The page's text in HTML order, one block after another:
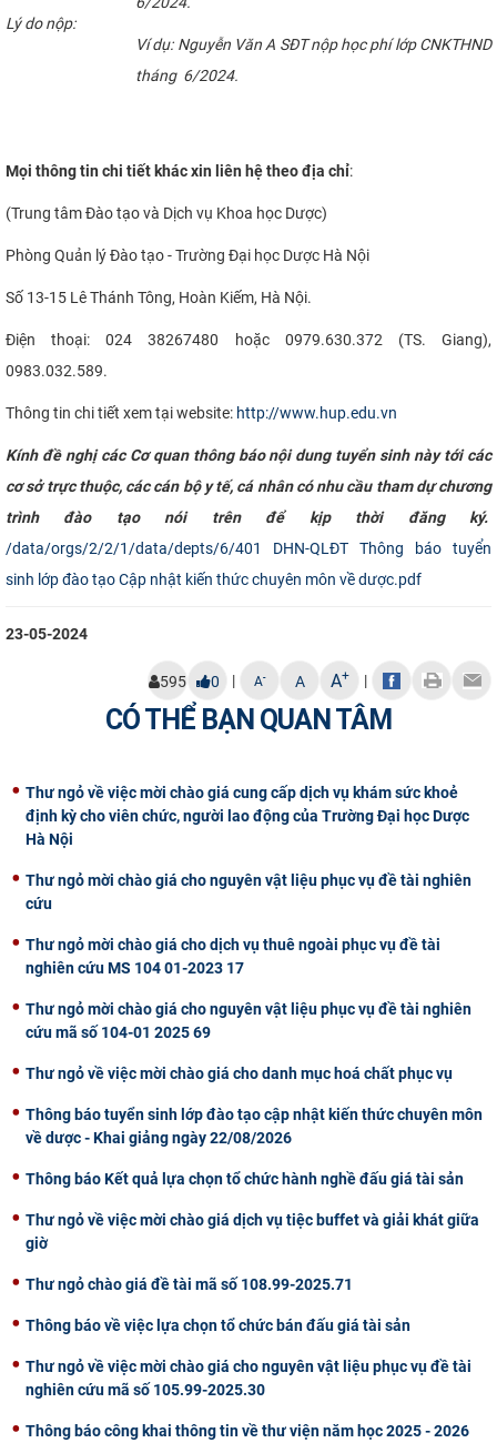
Lý do nộp:
Ví dụ: Nguyễn Văn A SĐT nộp học phí lớp CNKTHND
tháng 6/2024.
Mọi thông tin chi tiết khác xin liên hệ theo địa chỉ:
(Trung tâm Đào tạo và Dịch vụ Khoa học Dược)
Phòng Quản lý Đào tạo - Trường Đại học Dược Hà Nội
Số 13-15 Lê Thánh Tông, Hoàn Kiếm, Hà Nội.
Điện thoại: 024 38267480 hoặc 0979.630.372 (TS. Giang),
0983.032.589.
Thông tin chi tiết xem tại website: http://www.hup.edu.vn
Kính đề nghị các Cơ quan thông báo nội dung tuyển sinh này tới các
cơ sở trực thuộc, các cán bộ y tế, cá nhân có nhu cầu tham dự chương
trình đào tạo nói trên để kịp thời đăng ký.
/data/orgs/2/2/1/data/depts/6/401 DHN-QLĐT Thông báo tuyển
sinh lớp đào tạo Cập nhật kiến thức chuyên môn về dược.pdf
23-05-2024
595 0 | A- A A+ |
CÓ THỂ BẠN QUAN TÂM
Thư ngỏ về việc mời chào giá cung cấp dịch vụ khám sức khoẻ
định kỳ cho viên chức, người lao động của Trường Đại học Dược
Hà Nội
Thư ngỏ mời chào giá cho nguyên vật liệu phục vụ đề tài nghiên
cứu
Thư ngỏ mời chào giá cho dịch vụ thuê ngoài phục vụ đề tài
nghiên cứu MS 104 01-2023 17
Thư ngỏ mời chào giá cho nguyên vật liệu phục vụ đề tài nghiên
cứu mã số 104-01 2025 69
Thư ngỏ về việc mời chào giá cho danh mục hoá chất phục vụ
Thông báo tuyển sinh lớp đào tạo cập nhật kiến thức chuyên môn
về dược - Khai giảng ngày 22/08/2026
Thông báo Kết quả lựa chọn tổ chức hành nghề đấu giá tài sản
Thư ngỏ về việc mời chào giá dịch vụ tiệc buffet và giải khát giữa
giờ
Thư ngỏ chào giá đề tài mã số 108.99-2025.71
Thông báo về việc lựa chọn tổ chức bán đấu giá tài sản
Thư ngỏ về việc mời chào giá cho nguyên vật liệu phục vụ đề tài
nghiên cứu mã số 105.99-2025.30
Thông báo công khai thông tin về thư viện năm học 2025 - 2026